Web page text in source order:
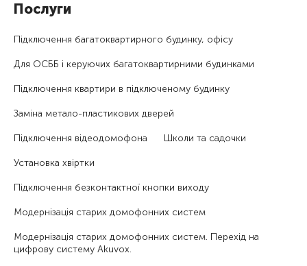
Послуги
Підключення багатоквартирного будинку, офісу
Для ОСББ і керуючих багатоквартирними будинками
Підключення квартири в підключеному будинку
Заміна метало-пластикових дверей
Підключення відеодомофона Школи та садочки
Установка хвіртки
Підключення безконтактної кнопки виходу
Модернізація старих домофонних систем
Модернізація старих домофонних систем. Перехід на
цифрову систему Akuvox.